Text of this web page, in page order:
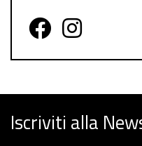
Follow us
Follow
Iscriviti alla